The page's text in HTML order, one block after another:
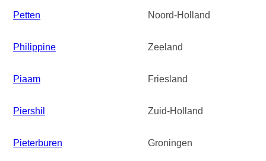
Petten Noord-Holland
Philippine Zeeland
Piaam Friesland
Piershil Zuid-Holland
Pieterburen Groningen